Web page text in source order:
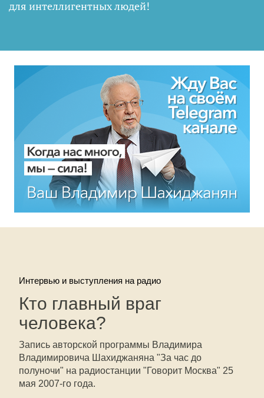
для интеллигентных людей!
Интервью и выступления на радио
Кто главный враг
человека?
Запись авторской программы Владимира
Владимировича Шахиджаняна "За час до
полуночи" на радиостанции "Говорит Москва" 25
мая 2007-го года.